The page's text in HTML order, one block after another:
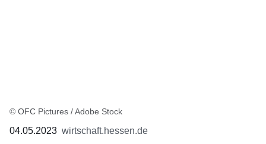
© OFC Pictures / Adobe Stock
04.05.2023 wirtschaft.hessen.de